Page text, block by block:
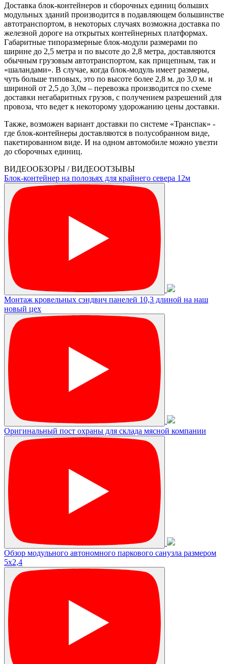
Доставка блок-контейнеров и сборочных единиц больших
модульных зданий производится в подавляющем большинстве
автотранспортом, в некоторых случаях возможна доставка по
железной дороге на открытых контейнерных платформах.
Габаритные типоразмерные блок-модули размерами по
ширине до 2,5 метра и по высоте до 2,8 метра, доставляются
обычным грузовым автотранспортом, как прицепным, так и
«шаландами». В случае, когда блок-модуль имеет размеры,
чуть больше типовых, это по высоте более 2,8 м. до 3,0 м. и
шириной от 2,5 до 3,0м – перевозка производится по схеме
доставки негабаритных грузов, с получением разрешений для
провоза, что ведет к некоторому удорожанию цены доставки.
Также, возможен вариант доставки по системе «Транспак» -
где блок-контейнеры доставляются в полусобранном виде,
пакетированном виде. И на одном автомобиле можно увезти
до сборочных единиц.
ВИДЕООБЗОРЫ / ВИДЕООТЗЫВЫ
Блок-контейнер на полозьях для крайнего севера 12м
Монтаж кровельных сэндвич панелей 10,3 длиной на наш
новый цех
Оригинальный пост охраны для склада мясной компании
Обзор модульного автономного паркового санузла размером
5х2,4